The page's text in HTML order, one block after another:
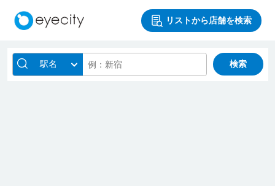
リストから店舗を検索
駅名 検索